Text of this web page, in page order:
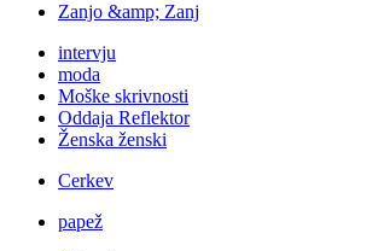
Zanjo &amp; Zanj
intervju
moda
Moške skrivnosti
Oddaja Reflektor
Ženska ženski
Cerkev
papež